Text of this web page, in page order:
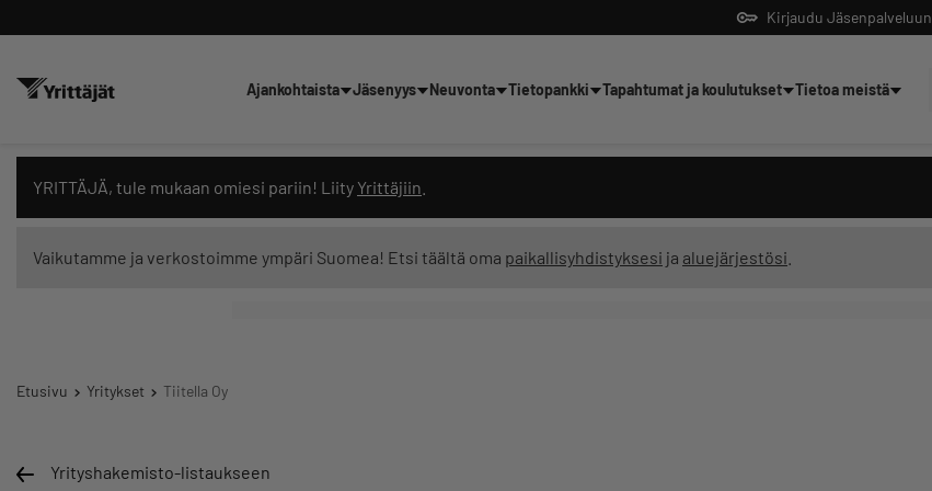
Kirjaudu Jäsenpalveluun
Ajankohtaista Jäsenyys Neuvonta Tietopankki Tapahtumat ja koulutukset Tietoa meistä
YRITTÄJÄ, tule mukaan omiesi pariin! Liity Yrittäjiin
Vaikutamme ja verkostoimme ympäri Suomea! Etsi täältä oma paikallisyhdistyksesi ja aluejärjestösi
Etusivu Yritykset Tiitella Oy
Yrityshakemisto-listaukseen
Hae sivustolta tai kysy suoraan Yrittäjien tekoälyltä